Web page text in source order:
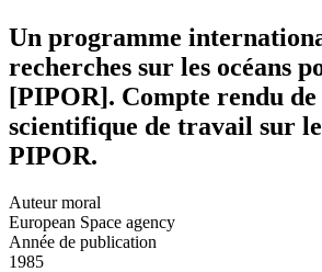
Un programme
recherches sur les océans
[PIPOR]. Compte rendu de
scientifique de travail sur
PIPOR.
Auteur moral
European Space agency
Année de publication
1985